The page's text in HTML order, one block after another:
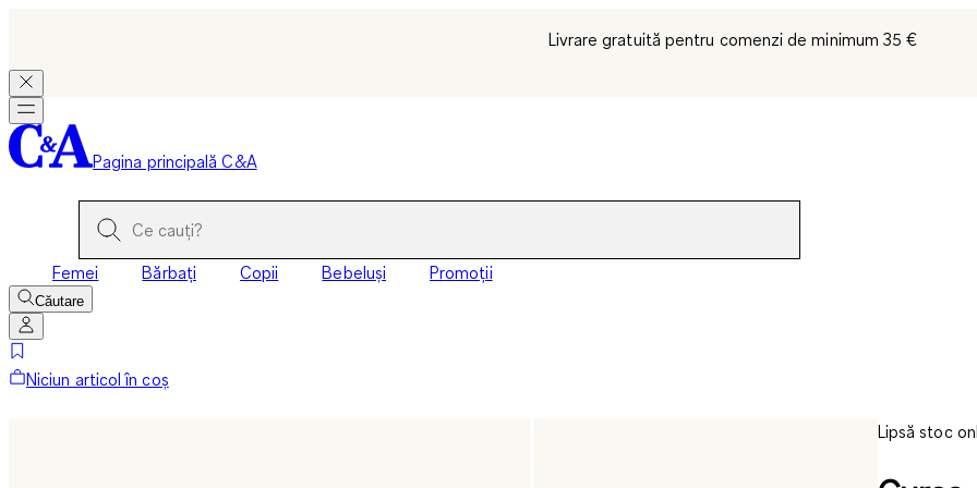
Livrare gratuită pentru comenzi de minimum 35 €
Pagina principală C&A
Femei Bărbați Copii Bebeluși Promoții
Căutare
Niciun articol în coș
Lipsă stoc